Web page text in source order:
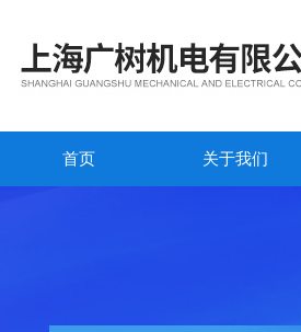
首页 关于我们